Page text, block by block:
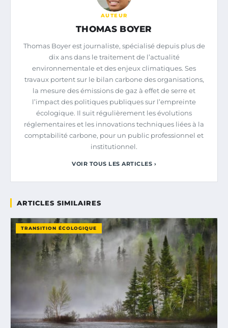
AUTEUR
THOMAS BOYER
Thomas Boyer est journaliste, spécialisé depuis plus de
dix ans dans le traitement de l’actualité
environnementale et des enjeux climatiques. Ses
travaux portent sur le bilan carbone des organisations,
la mesure des émissions de gaz à effet de serre et
l’impact des politiques publiques sur l’empreinte
écologique. Il suit régulièrement les évolutions
réglementaires et les innovations techniques liées à la
comptabilité carbone, pour un public professionnel et
institutionnel.
VOIR TOUS LES ARTICLES ›
ARTICLES SIMILAIRES
TRANSITION ÉCOLOGIQUE